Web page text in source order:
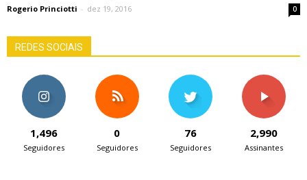
Rogerio Princiotti - dez 19, 2016 0
REDES SOCIAIS
1,496
Seguidores
0
Seguidores
76
Seguidores
2,990
Assinantes